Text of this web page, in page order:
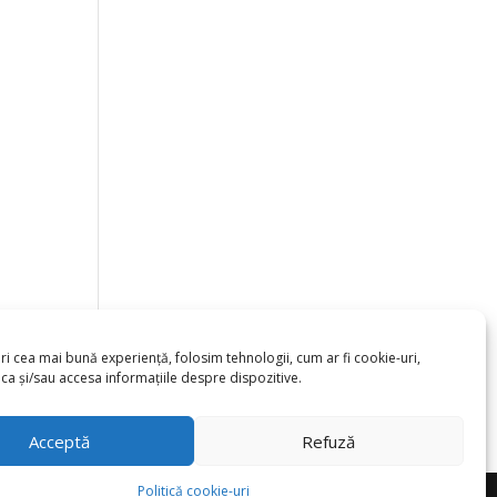
cea mai bună experiență, folosim tehnologii, cum ar fi cookie-uri,
și/sau accesa informațiile despre dispozitive.
Acceptă Refuză
Politică cookie-uri